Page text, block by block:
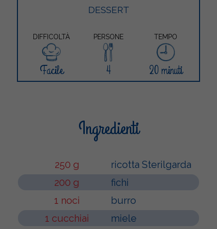
DESSERT
DIFFICOLTÀ PERSONE TEMPO
Facile 4 20 minuti
Ingredienti
250 g
ricotta Sterilgarda
200 g
fichi
1 noci
burro
1 cucchiai
miele